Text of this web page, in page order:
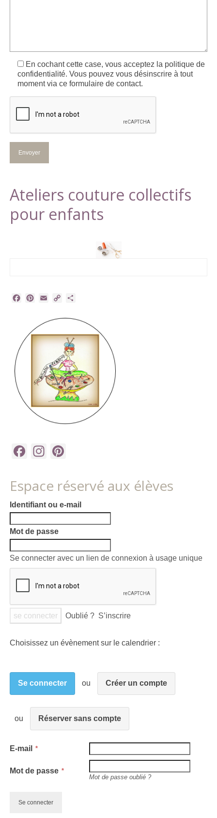
En cochant cette case, vous acceptez la politique de
confidentialité. Vous pouvez vous désinscrire à tout
moment via ce formulaire de contact.
Ateliers couture collectifs
pour enfants
Facebook
PinterestEmailCopy
Facebook
Instagram
Espace réservé aux élèves
Identifiant ou e-mail
Mot de passe
Se connecter avec un lien de connexion à usage unique
Oublié ? S’inscrire
Choisissez un évènement sur le calendrier :
Se connecter Créer un compte
Réserver sans compte
E-mail
Mot de passe
Mot de passe oublié ?